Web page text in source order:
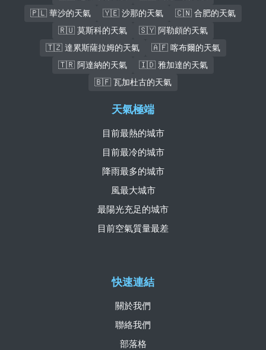
🇵🇱 華沙的天氣
🇾🇪 沙那的天氣
🇨🇳 合肥的天氣
🇷🇺 莫斯科的天氣
🇸🇾 阿勒頗的天氣
🇹🇿 達累斯薩拉姆的天氣
🇦🇫 喀布爾的天氣
🇹🇷 阿達納的天氣
🇮🇩 雅加達的天氣
🇧🇫 瓦加杜古的天氣
快速連結
關於我們
聯絡我們
部落格
天氣極端
目前最熱的城市
目前最冷的城市
降雨最多的城市
風最大城市
最陽光充足的城市
目前空氣質量最差